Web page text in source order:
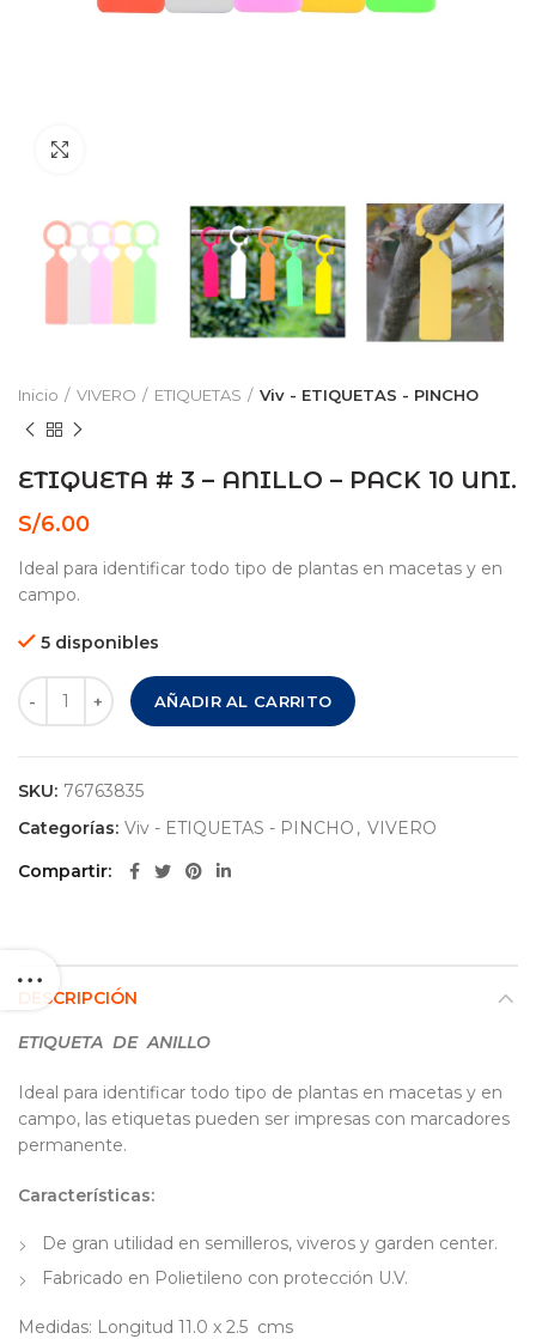
Inicio VIVERO ETIQUETAS Viv - ETIQUETAS - PINCHO
ETIQUETA # 3 – ANILLO – PACK 10 UNI.
S/6.00
Ideal para identificar todo tipo de plantas en macetas y en
campo.
5 disponibles
ETIQUETA # 3 - ANILLO - PACK 10 UNI. cantidad
AÑADIR AL CARRITO
SKU: 76763835
Categorías: Viv - ETIQUETAS - PINCHO , VIVERO
Compartir
DESCRIPCIÓN
ETIQUETA DE ANILLO
Ideal para identificar todo tipo de plantas en macetas y en
campo, las etiquetas pueden ser impresas con marcadores
permanente.
Características:
De gran utilidad en semilleros, viveros y garden center.
Fabricado en Polietileno con protección U.V.
Medidas: Longitud 11.0 x 2.5 cms